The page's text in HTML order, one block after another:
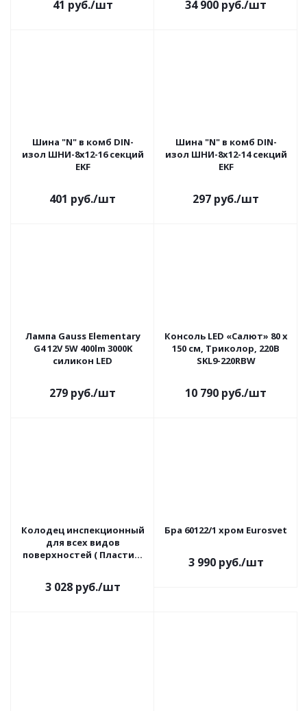
41 руб./шт 34 900 руб./шт
Шина "N" в комб DIN-
изол ШНИ-8х12-16 секций
EKF
401 руб./шт
Шина "N" в комб DIN-
изол ШНИ-8х12-14 секций
EKF
297 руб./шт
Лампа Gauss Elementary
G4 12V 5W 400lm 3000K
силикон LED
279 руб./шт
Консоль LED «Салют» 80 x
150 см, Триколор, 220В
SKL9-220RBW
10 790 руб./шт
Колодец инспекционный
для всех видов
поверхностей ( Пластик)
3 028руб./шт
Бра 60122/1 хром Eurosvet
3 990руб./шт